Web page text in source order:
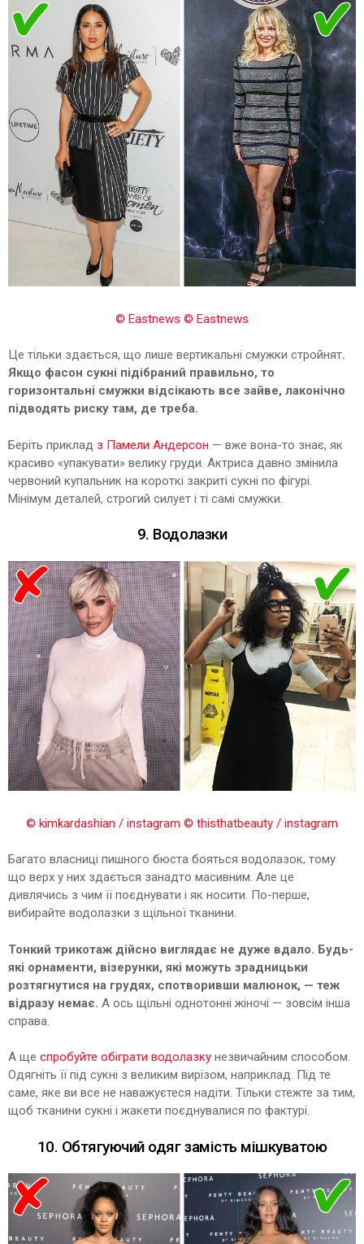
© Eastnews © Eastnews
Це тільки здається, що лише вертикальні смужки стройнят.
Якщо фасон сукні підібраний правильно, то
горизонтальні смужки відсікають все зайве, лаконічно
підводять риску там, де треба.
Беріть приклад з Памели Андерсон — вже вона-то знає, як
красиво «упакувати» велику груди. Актриса давно змінила
червоний купальник на короткі закриті сукні по фігурі.
Мінімум деталей, строгий силует і ті самі смужки.
9. Водолазки
© kimkardashian / instagram © thisthatbeauty / instagram
Багато власниці пишного бюста бояться водолазок, тому
що верх у них здається занадто масивним. Але це
дивлячись з чим її поєднувати і як носити. По-перше,
вибирайте водолазки з щільної тканини.
Тонкий трикотаж дійсно виглядає не дуже вдало. Будь-
які орнаменти, візерунки, які можуть зрадницьки
розтягнутися на грудях, спотворивши малюнок, — теж
відразу немає. А ось щільні однотонні жіночі — зовсім інша
справа.
А ще спробуйте обіграти водолазку незвичайним способом.
Одягніть її під сукні з великим вирізом, наприклад. Під те
саме, яке ви все не наважуєтеся надіти. Тільки стежте за тим,
щоб тканини сукні і жакети поєднувалися по фактурі.
10. Обтягуючий одяг замість мішкуватою